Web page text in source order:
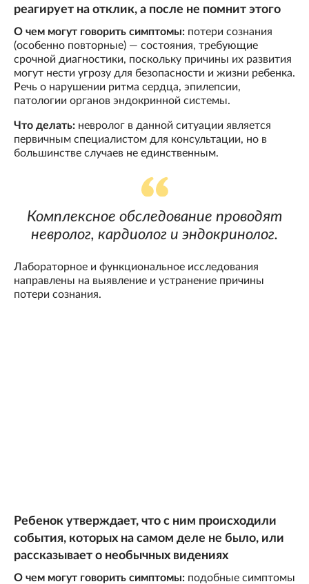
реагирует на отклик, а после не помнит этого
О чем могут говорить симптомы: потери сознания
(особенно повторные) — состояния, требующие
срочной диагностики, поскольку причины их развития
могут нести угрозу для безопасности и жизни ребенка.
Речь о нарушении ритма сердца, эпилепсии,
патологии органов эндокринной системы.
Что делать: невролог в данной ситуации является
первичным специалистом для консультации, но в
большинстве случаев не единственным.
Комплексное обследование проводят
невролог, кардиолог и эндокринолог.
Лабораторное и функциональное исследования
направлены на выявление и устранение причины
потери сознания.
Ребенок утверждает, что с ним происходили
события, которых на самом деле не было, или
рассказывает о необычных видениях
О чем могут говорить симптомы: подобные симптомы